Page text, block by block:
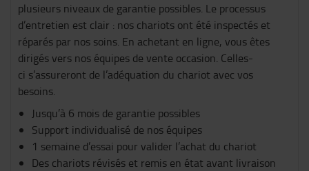
plusieurs niveaux de garantie possibles. Le processus
d’entretien est clair : nos chariots ont été inspectés et
réparés par nos soins. En achetant en ligne, vous êtes
dirigés vers nos équipes de vente occasion. Celles-
ci s’assureront de l’adéquation du chariot avec vos
besoins.
Jusqu’à 6 mois de garantie possibles
Support individualisé de nos équipes
1 semaine d’essai pour valider l’achat du chariot
Des chariots révisés et remis en état avant livraison